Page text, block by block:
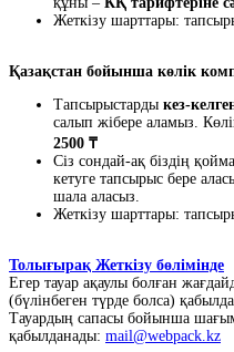
Жеткізу шарттары:
Қазақстан бойынша көлік
Тапсырыстарды кез-
салып жібере аламыз.
2500 ₸
Сіз сондай-ақ біздің
кетуге тапсырыс бере
шала аласыз.
Жеткізу шарттары:
Толығырақ Жеткізу бөлімінде
Егер тауар ақаулы болған
(бүлінбеген түрде болса)
Тауардың сапасы бойынша
қабылданады: mail@webpack.kz